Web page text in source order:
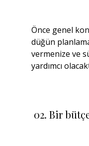
Önce genel
düğün
vermenize ve
yardımcı
02. Bir